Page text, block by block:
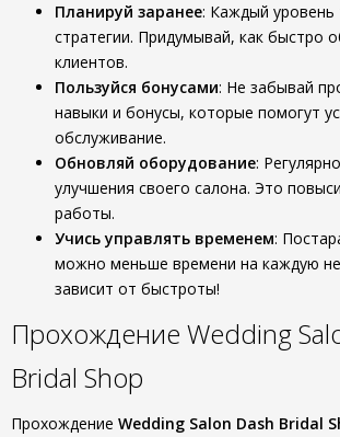
Планируй заранее: Каждый уровень
стратегии. Придумывай, как быстро
клиентов.
Пользуйся бонусами: Не забывай
навыки и бонусы, которые помогут
обслуживание.
Обновляй оборудование:
улучшения своего салона. Это
работы.
Учись управлять временем:
можно меньше времени на каждую
зависит от быстроты!
Прохождение Wedding
Bridal Shop
Прохождение Wedding Salon Dash Bridal